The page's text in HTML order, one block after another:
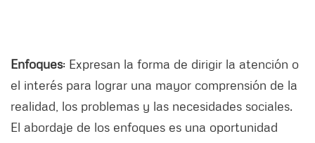
Enfoques: Expresan la forma de dirigir la atención o
el interés para lograr una mayor comprensión de la
realidad, los problemas y las necesidades sociales.
El abordaje de los enfoques es una oportunidad